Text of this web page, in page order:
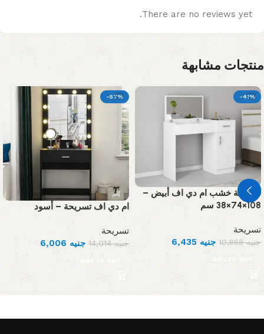
There are no reviews yet.
منتجات مشابهة
-41%
تسريحة خشب ام دي اف أبيض –
108×74×38 سم
تسريحة
جنيه10,868 جنيه
Add to cart
-57%
ام دي اف تسريحة – أسود
تسريحة
جنيه14,014 جنيه6,006
Add to cart